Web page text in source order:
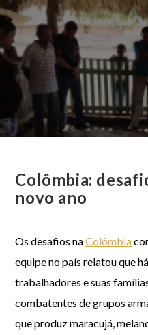
Colômbia:
novo ano
Os desafios naColômbia
equipe no país relatou que
trabalhadores e suas
combatentes de grupos
que produz maracujá,